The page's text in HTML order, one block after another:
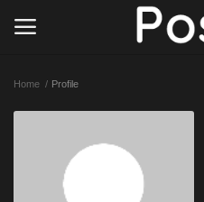
All our platforms
Home Profile